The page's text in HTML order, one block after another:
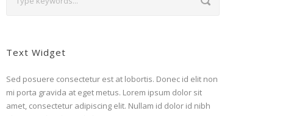
Text Widget
Sed posuere consectetur est at lobortis. Donec id elit non
mi porta gravida at eget metus. Lorem ipsum dolor sit
amet, consectetur adipiscing elit. Nullam id dolor id nibh